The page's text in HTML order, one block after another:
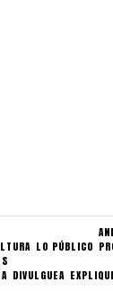
LO PÚBLICO
DIVULGUEA